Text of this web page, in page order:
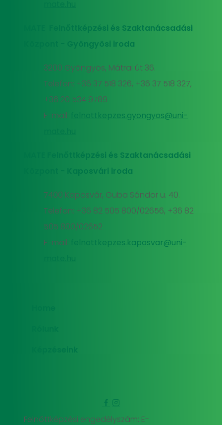
MATE Felnőttképzési és Szaktanácsadási
Központ - Gyöngyösi iroda
3200 Gyöngyös, Mátrai út 36.
Telefon: +36 37 518 326, +36 37 518 327,
+36 20 534 9789
E-mail:
felnottkepzes.gyongyos@uni-
MATE Felnőttképzési és Szaktanácsadási
Központ - Kaposvári iroda
7400 Kaposvár, Guba Sándor u. 40.
Telefon: +36 82 505 800/02656, +36 82
505 800/02652
E-mail:
felnottkepzes.kaposvar@uni-
Felnőttképzési engedélyszám: E-